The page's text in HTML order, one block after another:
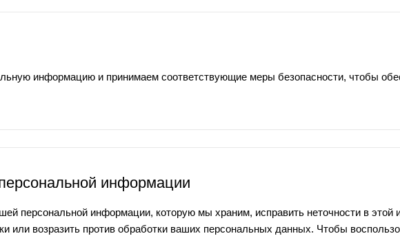
информацию и принимаем соответствующие меры безопасности, чтобы
информации
персональной информации, которую мы храним, исправить неточности в
или возразить против обработки ваших персональных данных. Чтобы